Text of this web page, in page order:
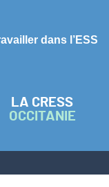
dans l’ESS
LA CRESS
OCCITANIE